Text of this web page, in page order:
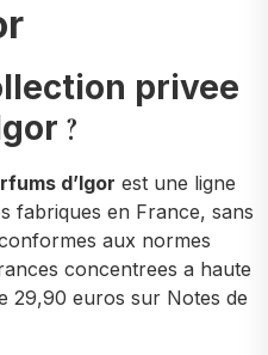
privee
?
d’Igor est une ligne
fabriques en France, sans
aux normes
concentrees a haute
29,90 euros sur Notes de